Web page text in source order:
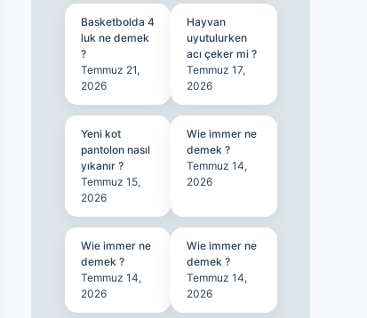
Basketbolda 4
luk ne demek
?
Temmuz 21,
2026
Hayvan
uyutulurken
acı çeker mi ?
Temmuz 17,
2026
Yeni kot
pantolon nasıl
yıkanır ?
Temmuz 15,
2026
Wie immer ne
demek ?
Temmuz 14,
2026
Wie immer ne
demek ?
Temmuz 14,
2026
Wie immer ne
demek ?
Temmuz 14,
2026